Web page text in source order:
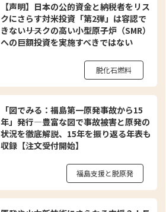
【声明】日本の公的資金と納税者をリス
クにさらす対米投資「第2弾」は容認で
きない――リスクの高い小型原子炉（SMR）
への巨額投資を実施すべきではない
脱化石燃料
「図でみる：福島第一原発事故から15
年」発行―豊富な図で事故被害と原発の
状況を徹底解説、15年を振り返る年表も
収録【注文受付開始】
福島支援と脱原発